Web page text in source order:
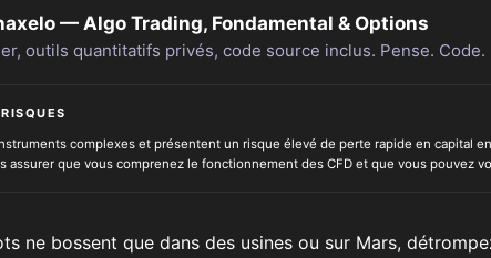
— Algo Trading, Fondamental & Options
outils quantitatifs privés, code source inclus. Pense. Code.
complexes et présentent un risque élevé de perte rapide en capital
assurer que vous comprenez le fonctionnement des CFD et que vous pouvez
ne bossent que dans des usines ou sur Mars,